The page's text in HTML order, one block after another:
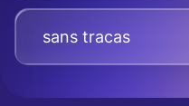
sans tracas